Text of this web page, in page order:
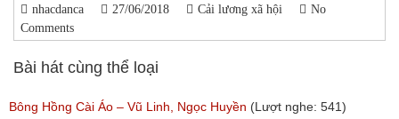
nhacdanca 27/06/2018 Cải lương xã hội
No
Comments
Bài hát cùng thể loại
Bông Hồng Cài Áo – Vũ Linh, Ngọc Huyền (Lượt nghe: 541)